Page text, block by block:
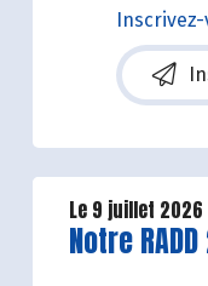
Le 9 juillet 2026
Lire la
Notre